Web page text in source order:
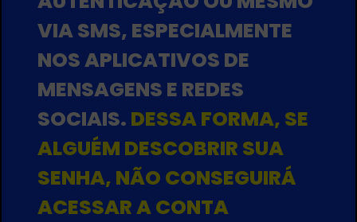
VIA SMS, ESPECIALMENTE
NOS APLICATIVOS DE
MENSAGENS E REDES
SOCIAIS. DESSA FORMA, SE
ALGUÉM DESCOBRIR SUA
SENHA, NÃO CONSEGUIRÁ
ACESSAR A CONTA